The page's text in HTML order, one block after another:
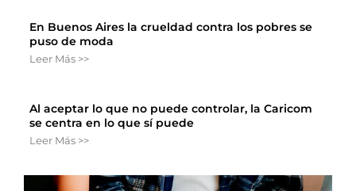
En Buenos Aires la crueldad contra los pobres se
puso de moda
Leer Más >>
Al aceptar lo que no puede controlar, la Caricom
se centra en lo que sí puede
Leer Más >>